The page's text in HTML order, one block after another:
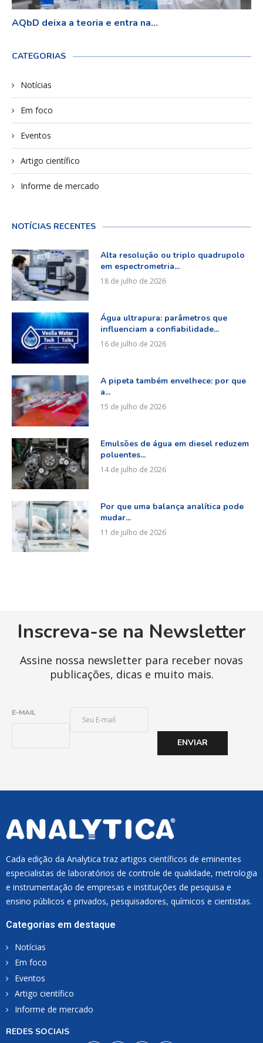
AQbD deixa a teoria e entra na...
CATEGORIAS
Notícias
Em foco
Eventos
Artigo científico
Informe de mercado
NOTÍCIAS RECENTES
Alta resolução ou triplo quadrupolo
em espectrometria...
18 de julho de 2026
Água ultrapura: parâmetros que
influenciam a confiabilidade...
16 de julho de 2026
A pipeta também envelhece: por que
a...
15 de julho de 2026
Emulsões de água em diesel reduzem
poluentes...
14 de julho de 2026
Por que uma balança analítica pode
mudar...
11 de julho de 2026
Inscreva-se na Newsletter
Assine nossa newsletter para receber novas
publicações, dicas e muito mais.
E-MAIL
ENVIAR
Cada edição da Analytica traz artigos científicos de eminentes
especialistas de laboratórios de controle de qualidade, metrologia
e instrumentação de empresas e instituições de pesquisa e
ensino públicos e privados, pesquisadores, químicos e cientistas.
Categorias em destaque
Notícias
Em foco
Eventos
Artigo científico
Informe de mercado
REDES SOCIAIS